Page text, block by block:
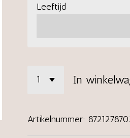
Leeftijd
In
Artikelnummer: